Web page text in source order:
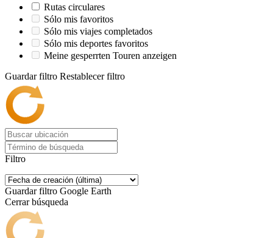
Rutas circulares
Sólo mis favoritos
Sólo mis viajes completados
Sólo mis deportes favoritos
Meine gesperrten Touren anzeigen
Guardar filtro Restablecer filtro
Filtro
Guardar filtro Google Earth
Cerrar búsqueda